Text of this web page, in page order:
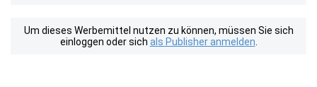
Um dieses Werbemittel nutzen zu können, müssen Sie sich
einloggen oder sich als Publisher anmelden